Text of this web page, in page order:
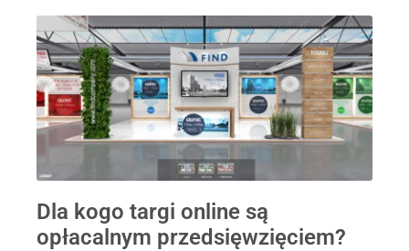
Dla kogo targi online są
opłacalnym przedsięwzięciem?